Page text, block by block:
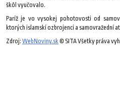
škôl vyučovalo.
Paríž je vo vysokej pohotovosti od
ktorých islamskí ozbrojenci a samovražední
Zdroj: WebNoviny.sk© SITA Všetky práva